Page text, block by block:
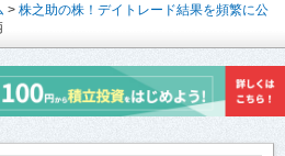
> 株之助の株！デイトレード結果を頻繁に公